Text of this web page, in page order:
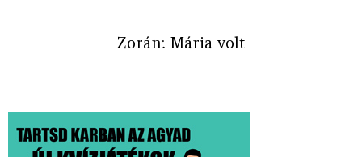
Zorán: Mária volt